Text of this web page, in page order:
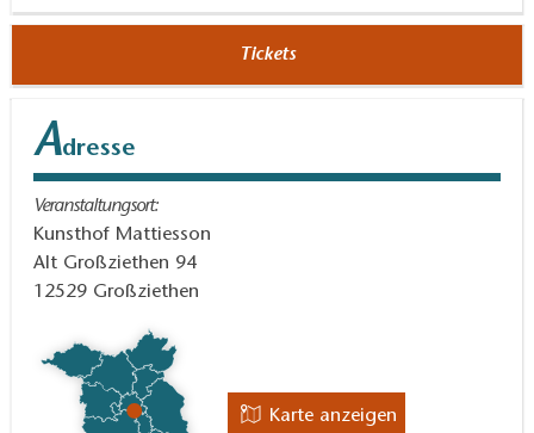
Tickets
Adresse
Veranstaltungsort:
Kunsthof Mattiesson
Alt Großziethen 94
12529 Großziethen
Karte anzeigen